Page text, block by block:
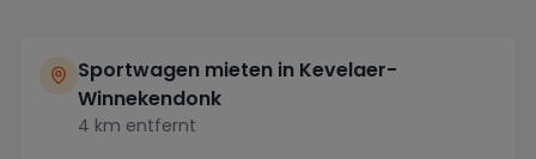
Sportwagen mieten in Kevelaer-
Winnekendonk
4 km entfernt